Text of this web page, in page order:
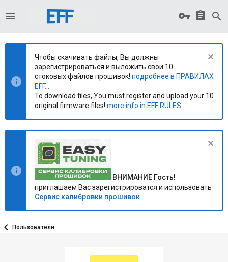
Чтобы скачивать файлы, Вы должны
зарегистрироваться и выложить свои 10
стоковых файлов прошивок! подробнее в ПРАВИЛАХ
EFF...
To download files, You must register and upload your 10
original firmware files! more info in EFF RULES...
ВНИМАНИЕ Гость!
приглашаем Вас зарегистрироватся и использовать
Сервис калибровки прошивок
Пользователи